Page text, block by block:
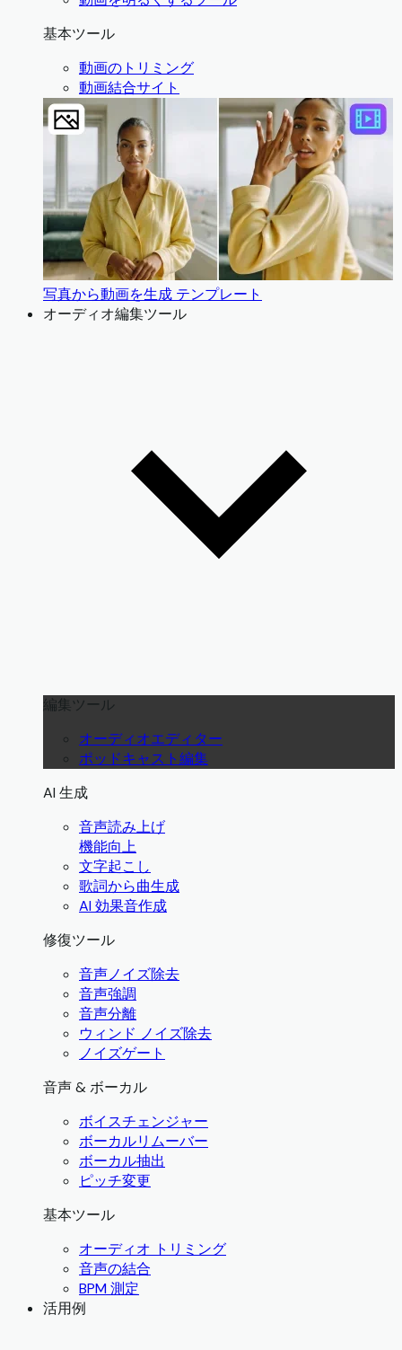
基本ツール
動画のトリミング
動画結合サイト
写真から動画を生成 テンプレート
オーディオ編集ツール
編集ツール
オーディオエディター
ポッドキャスト編集
AI 生成
音声読み上げ
機能向上
文字起こし
歌詞から曲生成
AI 効果音作成
修復ツール
音声ノイズ除去
音声強調
音声分離
ウィンド ノイズ除去
ノイズゲート
音声 & ボーカル
ボイスチェンジャー
ボーカルリムーバー
ボーカル抽出
ピッチ変更
基本ツール
オーディオ トリミング
音声の結合
BPM 測定
活用例